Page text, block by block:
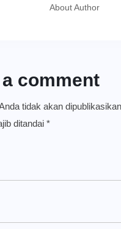
About Author
comment
tidak akan
ditandai *